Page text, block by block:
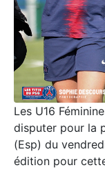
Les U16
disputer pour la
(Esp) du
édition pour